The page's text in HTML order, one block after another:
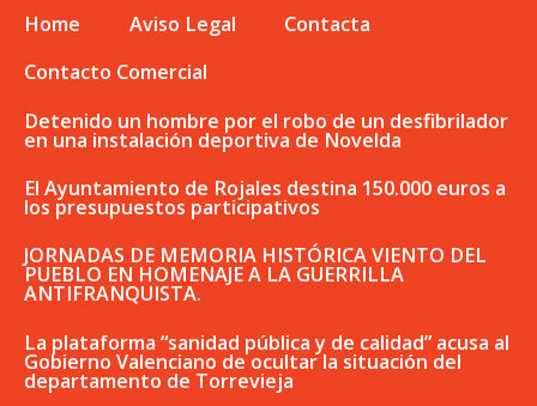
Home Aviso Legal
Contacta
Contacto Comercial
Detenido un hombre por el robo de un desfibrilador
en una instalación deportiva de Novelda
El Ayuntamiento de Rojales destina 150.000 euros a
los presupuestos participativos
JORNADAS DE MEMORIA HISTÓRICA VIENTO DEL
PUEBLO EN HOMENAJE A LA GUERRILLA
ANTIFRANQUISTA.
La plataforma “sanidad pública y de calidad” acusa al
Gobierno Valenciano de ocultar la situación del
departamento de Torrevieja